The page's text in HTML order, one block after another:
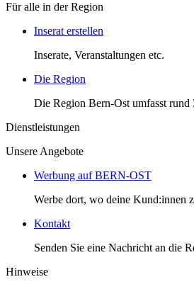
Für alle in der Region
Inserat erstellen
Inserate, Veranstaltungen etc.
Die Region
Die Region Bern-Ost umfasst rund
Dienstleistungen
Unsere Angebote
Werbung auf BERN-OST
Werbe dort, wo deine Kund:innen
Kontakt
Senden Sie eine Nachricht an die
Hinweise